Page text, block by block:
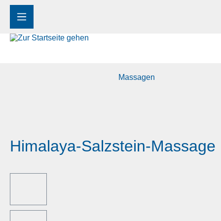
Massagen
Himalaya-Salzstein-Massage